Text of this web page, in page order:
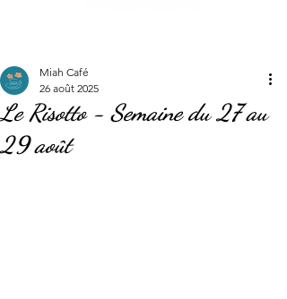
Le Risotto - Semaine du 27 au
29 août
Miah Café
26 août 2025